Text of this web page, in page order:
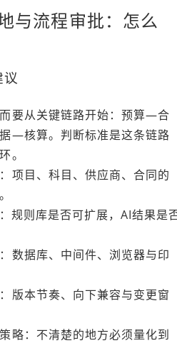
与流程审批：怎么
要从关键链路开始：预算—合
核算。判断标准是这条链路
。
项目、科目、供应商、合同的
规则库是否可扩展，AI结果是
数据库、中间件、浏览器与印
版本节奏、向下兼容与变更窗
略：不清楚的地方必须量化到